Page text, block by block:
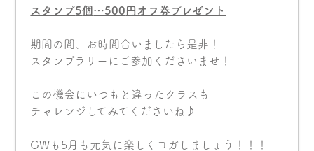
スタンプ5個…500円オフ券プレゼント
期間の間、お時間合いましたら是非！
スタンプラリーにご参加くださいませ！
この機会にいつもと違ったクラスも
チャレンジしてみてくださいね♪
GWも5月も元気に楽しくヨガしましょう！！！